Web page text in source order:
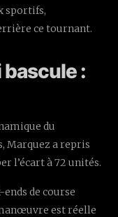
sportifs,
ce tournant.
:
du
Marquez a repris
l’écart à 72 unités.
de course
est réelle